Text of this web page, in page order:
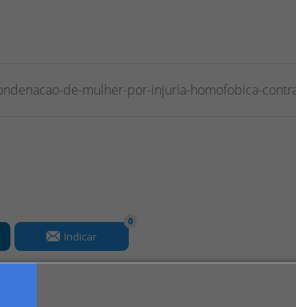
de-mulher-por-injuria-homofobica-
Indicar
0